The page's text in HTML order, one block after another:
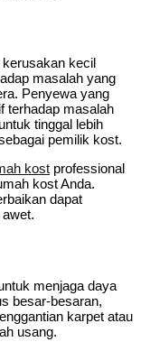
kecil
masalah yang
Penyewa yang
terhadap masalah
tinggal lebih
pemilik kost.
kost professional
kost Anda.
dapat
menjaga daya
besar-besaran,
karpet atau
usang.